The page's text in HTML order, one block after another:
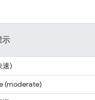
示
速)
(moderate)